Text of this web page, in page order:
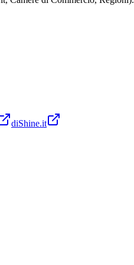
diShine.it